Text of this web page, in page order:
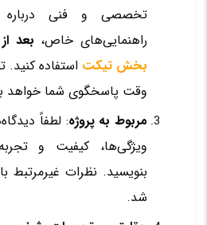
تخصصی و فنی درباره
راهنمایی‌های خاص، بعد
بخش تیکت استفاده کنید.
وقت پاسخگوی شما خواهد
مربوط به پروژه: لطفاً
ویژگی‌ها، کیفیت و
بنویسید. نظرات
شد.